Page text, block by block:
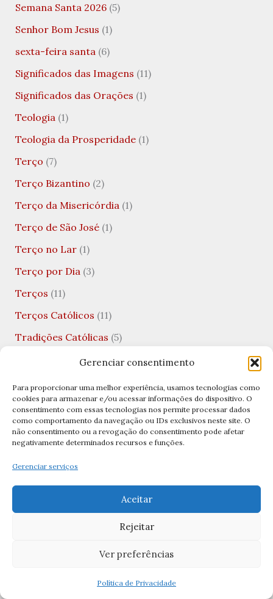
Gerenciar consentimento
Para proporcionar uma melhor experiência, usamos tecnologias como
cookies para armazenar e/ou acessar informações do dispositivo. O
consentimento com essas tecnologias nos permite processar dados
como comportamento da navegação ou IDs exclusivos neste site. O
não consentimento ou a revogação do consentimento pode afetar
negativamente determinados recursos e funções.
Gerenciar serviços
Aceitar
Rejeitar
Ver preferências
Política de Privacidade
Semana Santa 2026(5)
Senhor Bom Jesus (1)
sexta-feira santa (6)
Significados das Imagens (11)
Significados das Orações (1)
Teologia (1)
Teologia da Prosperidade(1)
Terço (7)
Terço Bizantino (2)
Terço da Misericórdia (1)
Terço de São José(1)
Terço no Lar(1)
Terço por Dia (3)
Terços (11)
Terços Católicos (11)
Tradições Católicas (5)
Uncategorized(10)
Viagens Católicas(1)
Vida Financeira(1)
Virgem Santíssima(1)
Visitação de Nossa Senhora